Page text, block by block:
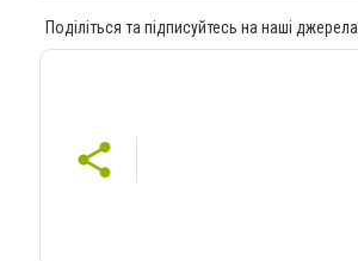
Поділіться та підписуйтесь на наші джерела